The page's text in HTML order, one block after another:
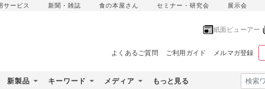
サービス 新聞・雑誌 食の本屋さん セミナー・研究会 展示会
紙面ビューアー
よくあるご質問 ご利用ガイド メルマガ登録
新製品 キーワード メディア もっと見る